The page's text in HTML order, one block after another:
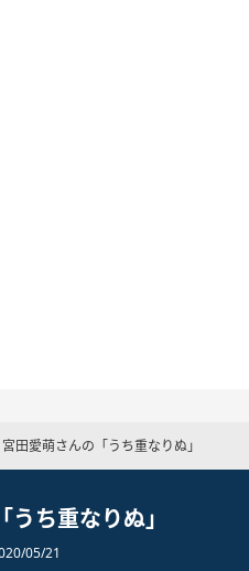
宮田愛萌さんの「うち重なりぬ」
ち重なりぬ」
05/21